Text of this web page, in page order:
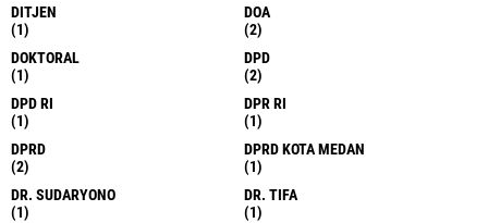
DITJEN
(1)
DOA
(2)
DOKTORAL
(1)
DPD
(2)
DPD RI
(1)
DPR RI
(1)
DPRD
(2)
DPRD KOTA MEDAN
(1)
DR. SUDARYONO
(1)
DR. TIFA
(1)